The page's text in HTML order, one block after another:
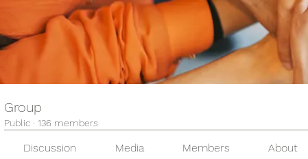
Group
Public · 136 members
Discussion Media Members About